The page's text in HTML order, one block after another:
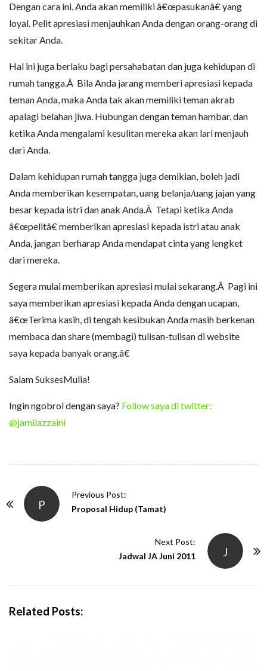
Dengan cara ini, Anda akan memiliki â€œpasukanâ€ yang
loyal. Pelit apresiasi menjauhkan Anda dengan orang-orang di
sekitar Anda.
Hal ini juga berlaku bagi persahabatan dan juga kehidupan di
rumah tangga.Â Bila Anda jarang memberi apresiasi kepada
teman Anda, maka Anda tak akan memiliki teman akrab
apalagi belahan jiwa. Hubungan dengan teman hambar, dan
ketika Anda mengalami kesulitan mereka akan lari menjauh
dari Anda.
Dalam kehidupan rumah tangga juga demikian, boleh jadi
Anda memberikan kesempatan, uang belanja/uang jajan yang
besar kepada istri dan anak Anda.Â Tetapi ketika Anda
â€œpelitâ€ memberikan apresiasi kepada istri atau anak
Anda, jangan berharap Anda mendapat cinta yang lengket
dari mereka.
Segera mulai memberikan apresiasi mulai sekarang.Â Pagi ini
saya memberikan apresiasi kepada Anda dengan ucapan,
â€œTerima kasih, di tengah kesibukan Anda masih berkenan
membaca dan share (membagi) tulisan-tulisan di website
saya kepada banyak orang.â€
Salam SuksesMulia!
Ingin ngobrol dengan saya? Follow saya di twitter:
@jamilazzaini
P
Previous Post:
Proposal Hidup (Tamat)
J
Next Post:
Jadwal JA Juni 2011
Related Posts: